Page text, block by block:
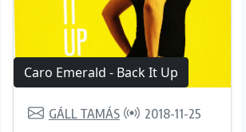
Caro Emerald - Back It Up
GÁLL TAMÁS 2018-11-25